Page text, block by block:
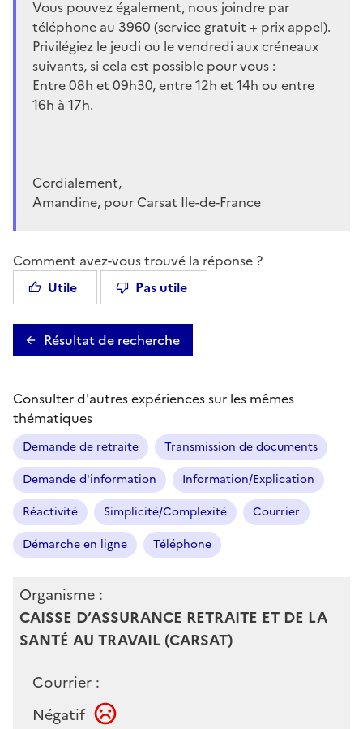
Vous pouvez également, nous joindre par
téléphone au 3960 (service gratuit + prix appel).
Privilégiez le jeudi ou le vendredi aux créneaux
suivants, si cela est possible pour vous :
Entre 08h et 09h30, entre 12h et 14h ou entre
16h à 17h.
Cordialement,
Amandine, pour Carsat Ile-de-France
Comment avez-vous trouvé la réponse ?
Utile
Pas utile
Résultat de recherche
Consulter d'autres expériences sur les mêmes
thématiques
Demande de retraite
Transmission de documents
Demande d'information
Information/Explication
Réactivité
Simplicité/Complexité
Courrier
Démarche en ligne
Téléphone
Organisme :
CAISSE D’ASSURANCE RETRAITE ET DE LA
SANTÉ AU TRAVAIL (CARSAT)
Courrier :
Négatif